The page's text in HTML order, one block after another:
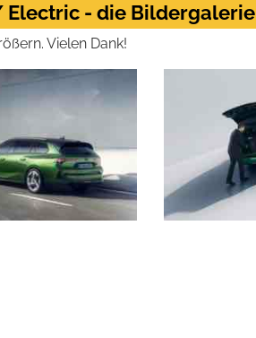
Electric - die Bildergalerie
Vielen Dank!